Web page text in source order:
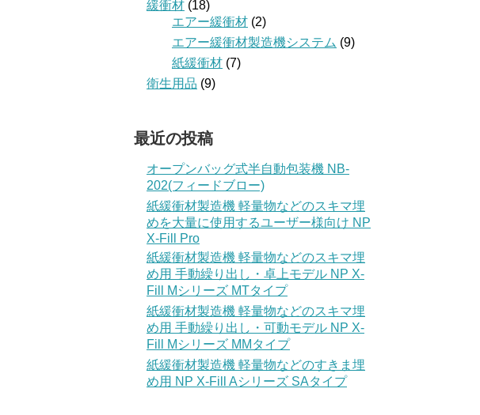
緩衝材 (18)
エアー緩衝材 (2)
エアー緩衝材製造機システム (9)
紙緩衝材 (7)
衛生用品 (9)
最近の投稿
オープンバッグ式半自動包装機 NB-
202(フィードブロー)
紙緩衝材製造機 軽量物などのスキマ埋
めを大量に使用するユーザー様向け NP
X-Fill Pro
紙緩衝材製造機 軽量物などのスキマ埋
め用 手動繰り出し・卓上モデル NP X-
Fill Mシリーズ MTタイプ
紙緩衝材製造機 軽量物などのスキマ埋
め用 手動繰り出し・可動モデル NP X-
Fill Mシリーズ MMタイプ
紙緩衝材製造機 軽量物などのすきま埋
め用 NP X-Fill Aシリーズ SAタイプ